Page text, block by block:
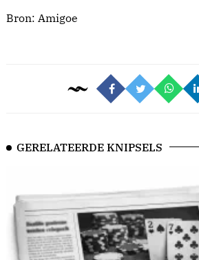
Bron: Amigoe
GERELATEERDE KNIPSELS